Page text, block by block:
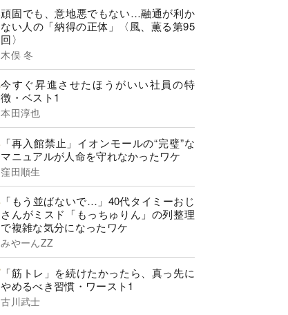
頑固でも、意地悪でもない…融通が利か
ない人の「納得の正体」〈風、薫る第95
回〉
木俣 冬
今すぐ昇進させたほうがいい社員の特
徴・ベスト1
本田淳也
「再入館禁止」イオンモールの“完璧”な
マニュアルが人命を守れなかったワケ
窪田順生
「もう並ばないで…」40代タイミーおじ
さんがミスド「もっちゅりん」の列整理
で複雑な気分になったワケ
みやーんZZ
「筋トレ」を続けたかったら、真っ先に
やめるべき習慣・ワースト1
古川武士